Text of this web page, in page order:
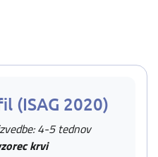
(ISAG 2020)
4-5 tednov
krvi